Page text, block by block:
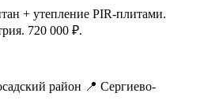
+ утепление PIR-плитами.
720 000 ₽.
📍 Сергиево-